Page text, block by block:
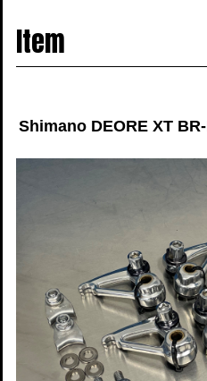
Item
Shimano DEORE XT